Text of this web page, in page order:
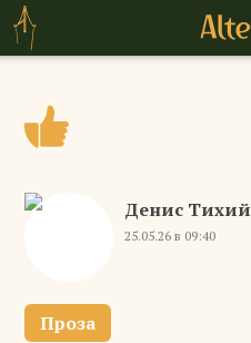
Денис Тихий
25.05.26 в 09:40
Проза